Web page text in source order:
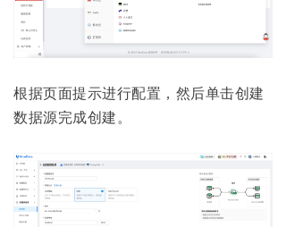
根据页面提示进行配置，然后单击创建
数据源完成创建。